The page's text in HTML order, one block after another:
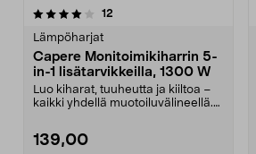
12
Lämpöharjat
Capere Monitoimikiharrin 5-
in-1 lisätarvikkeilla, 1300 W
Luo kiharat, tuuheutta ja kiiltoa –
kaikki yhdellä muotoiluvälineellä.
139,00
3.5 viidestä